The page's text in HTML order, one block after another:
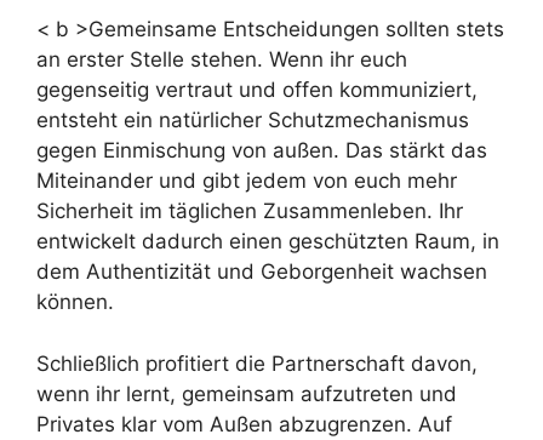
< b >Gemeinsame Entscheidungen sollten stets
an erster Stelle stehen. Wenn ihr euch
gegenseitig vertraut und offen kommuniziert,
entsteht ein natürlicher Schutzmechanismus
gegen Einmischung von außen. Das stärkt das
Miteinander und gibt jedem von euch mehr
Sicherheit im täglichen Zusammenleben. Ihr
entwickelt dadurch einen geschützten Raum, in
dem Authentizität und Geborgenheit wachsen
können.
Schließlich profitiert die Partnerschaft davon,
wenn ihr lernt, gemeinsam aufzutreten und
Privates klar vom Außen abzugrenzen. Auf